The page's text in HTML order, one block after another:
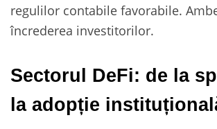
regulilor contabile favorabile.
încrederea investitorilor.
Sectorul DeFi: de la
la adopție